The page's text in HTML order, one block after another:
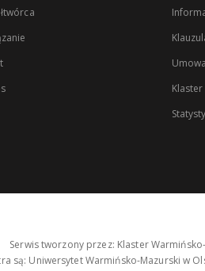
Klaster
Serwis tworzony przez: Klaster
są: Uniwersytet Warmińsko-Mazurski w